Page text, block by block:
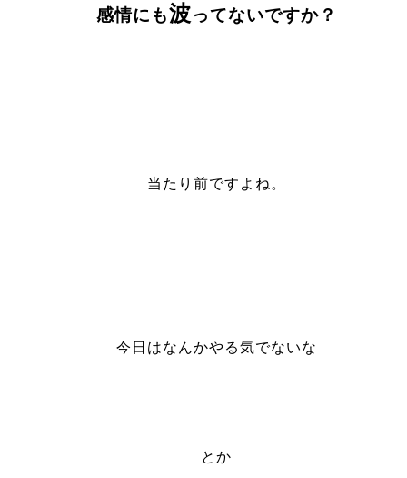
感情にも波ってないですか？
当たり前ですよね。
今日はなんかやる気でないな
とか